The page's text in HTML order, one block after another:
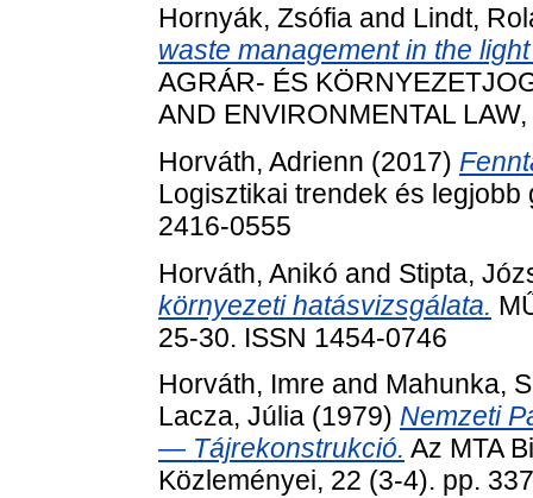
Hornyák, Zsófia and Lindt,
waste management in the
AGRÁR- ÉS
AND ENVIRONMENTAL
Horváth, Adrienn (2017)
Logisztikai trendek és
2416-0555
Horváth, Anikó and Stipta,
környezeti hatásvizsgálata.
25-30. ISSN 1454-0746
Horváth, Imre and Mahunka,
Lacza, Júlia (1979) Nemzeti
— Tájrekonstrukció. Az MTA
Közleményei, 22 (3-4). pp.